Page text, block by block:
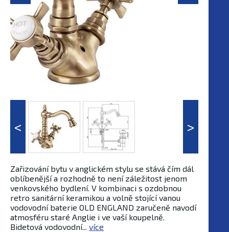
Zařizování bytu v anglickém stylu se stává čím dál
oblíbenější a rozhodně to není záležitost jenom
venkovského bydlení. V kombinaci s ozdobnou
retro sanitární keramikou a volně stojící vanou
vodovodní baterie OLD ENGLAND zaručeně navodí
atmosféru staré Anglie i ve vaší koupelně.
Bidetová vodovodní... více